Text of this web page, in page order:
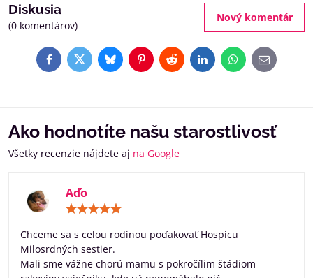
Diskusia
(0 komentárov)
Nový komentár
FacebookTwitterBlueskyPinterestRedditLinkedInWhatsApp
E-
mail
Ako hodnotíte našu starostlivosť
Všetky recenzie nájdete aj na Google
Aďo
5
Chceme sa s celou rodinou poďakovať Hospicu
Milosrdných sestier.
Mali sme vážne chorú mamu s pokročílim štádiom